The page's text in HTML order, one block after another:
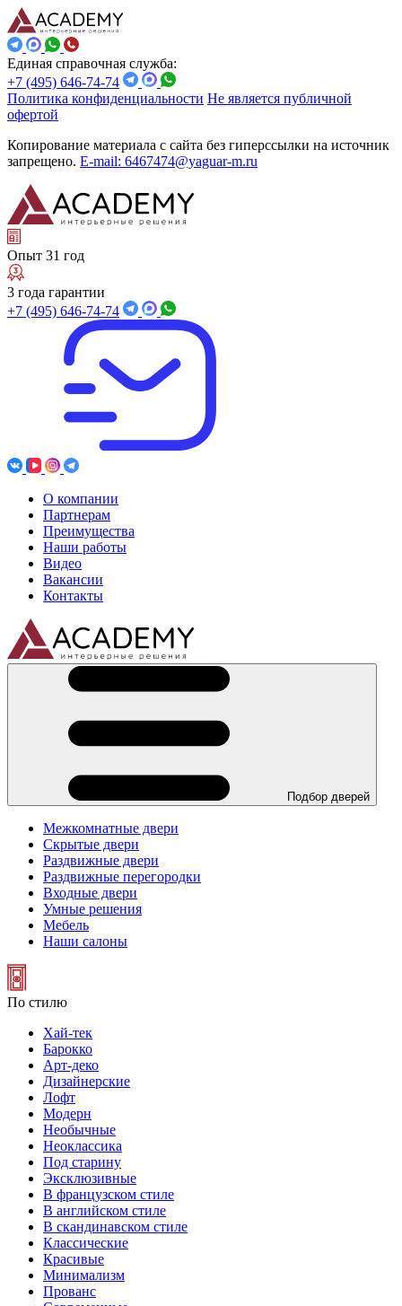
Единая справочная служба:
+7 (495) 646-74-74
Политика конфиденциальности Не является публичной
офертой
Копирование материала с сайта без гиперссылки на источник
запрещено. E-mail: 6467474@yaguar-m.ru
Опыт 31 год
3 года гарантии
+7 (495) 646-74-74
О компании
Партнерам
Преимущества
Наши работы
Видео
Вакансии
Контакты
Подбор дверей
Межкомнатные двери
Скрытые двери
Раздвижные двери
Раздвижные перегородки
Входные двери
Умные решения
Мебель
Наши салоны
По стилю
Хай-тек
Барокко
Арт-деко
Дизайнерские
Лофт
Модерн
Необычные
Неоклассика
Под старину
Эксклюзивные
В французском стиле
В английском стиле
В скандинавском стиле
Классические
Красивые
Минимализм
Прованс